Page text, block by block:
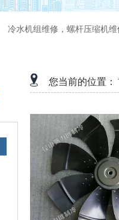
冷水机组维修，螺杆压缩机
您当前的位置：